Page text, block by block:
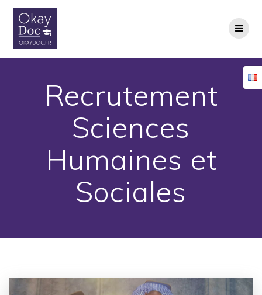
Recrutement
Sciences
Humaines et
Sociales